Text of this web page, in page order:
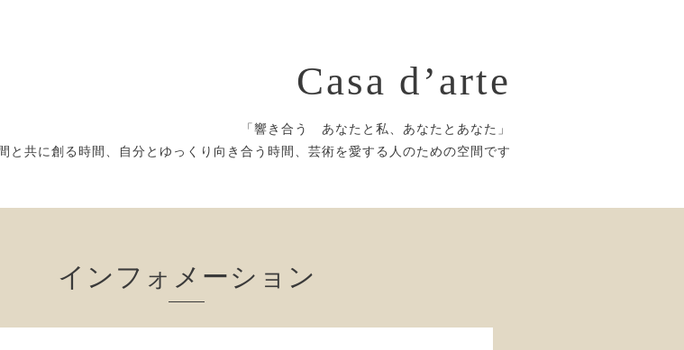
Casa d’arte
「響き合う あなたと私、あなたとあなた」
と共に創る時間、自分とゆっくり向き合う時間、芸術を愛する人のための空間です
インフォメーション